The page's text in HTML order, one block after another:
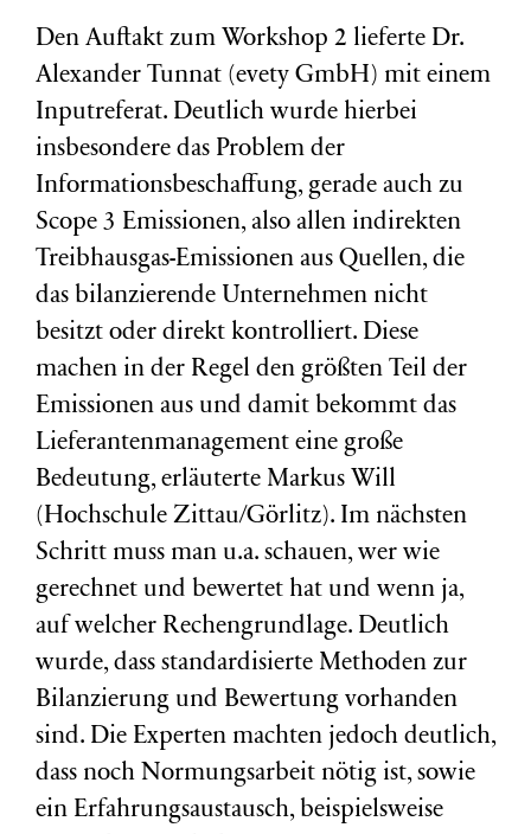
Den Auftakt zum Workshop 2 lieferte Dr.
Alexander Tunnat (evety GmbH) mit einem
Inputreferat. Deutlich wurde hierbei
insbesondere das Problem der
Informationsbeschaffung, gerade auch zu
Scope 3 Emissionen, also allen indirekten
Treibhausgas-Emissionen aus Quellen, die
das bilanzierende Unternehmen nicht
besitzt oder direkt kontrolliert. Diese
machen in der Regel den größten Teil der
Emissionen aus und damit bekommt das
Lieferantenmanagement eine große
Bedeutung, erläuterte Markus Will
(Hochschule Zittau/Görlitz). Im nächsten
Schritt muss man u.a. schauen, wer wie
gerechnet und bewertet hat und wenn ja,
auf welcher Rechengrundlage. Deutlich
wurde, dass standardisierte Methoden zur
Bilanzierung und Bewertung vorhanden
sind. Die Experten machten jedoch deutlich,
dass noch Normungsarbeit nötig ist, sowie
ein Erfahrungsaustausch, beispielsweise